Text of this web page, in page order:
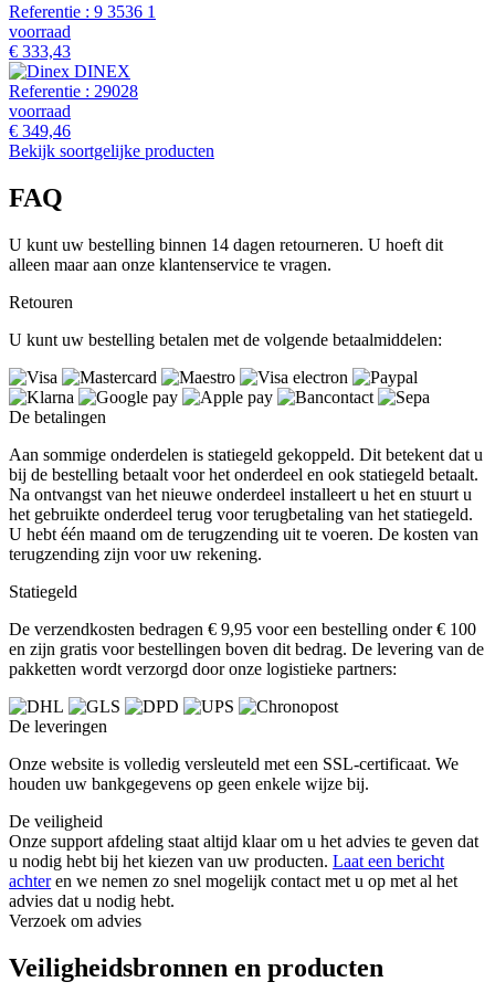
Referentie : 9 3536 1
voorraad
€ 333,43
DINEX
Referentie : 29028
voorraad
€ 349,46
Bekijk soortgelijke producten
FAQ
U kunt uw bestelling binnen 14 dagen retourneren. U hoeft dit
alleen maar aan onze klantenservice te vragen.
Retouren
U kunt uw bestelling betalen met de volgende betaalmiddelen:
De betalingen
Aan sommige onderdelen is statiegeld gekoppeld. Dit betekent dat u
bij de bestelling betaalt voor het onderdeel en ook statiegeld betaalt.
Na ontvangst van het nieuwe onderdeel installeert u het en stuurt u
het gebruikte onderdeel terug voor terugbetaling van het statiegeld.
U hebt één maand om de terugzending uit te voeren. De kosten van
terugzending zijn voor uw rekening.
Statiegeld
De verzendkosten bedragen € 9,95 voor een bestelling onder € 100
en zijn gratis voor bestellingen boven dit bedrag. De levering van de
pakketten wordt verzorgd door onze logistieke partners:
De leveringen
Onze website is volledig versleuteld met een SSL-certificaat. We
houden uw bankgegevens op geen enkele wijze bij.
De veiligheid
Onze support afdeling staat altijd klaar om u het advies te geven dat
u nodig hebt bij het kiezen van uw producten. Laat een bericht
achteren we nemen zo snel mogelijk contact met u op met al het
advies dat u nodig hebt.
Verzoek om advies
Veiligheidsbronnen en producten